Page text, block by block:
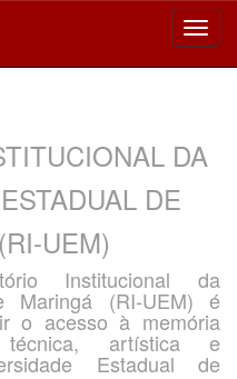
DA
DE
UEM)
Institucional da
Maringá (RI-UEM) é
o acesso à memória
técnica, artística e
Estadual de